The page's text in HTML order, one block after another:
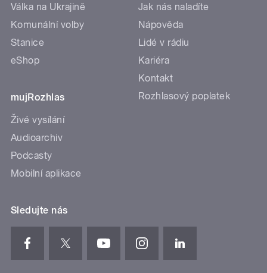
Válka na Ukrajině
Komunální volby
Stanice
eShop
mujRozhlas
Živé vysílání
Audioarchiv
Podcasty
Mobilní aplikace
Jak nás naladíte
Nápověda
Lidé v rádiu
Kariéra
Kontakt
Rozhlasový poplatek
Sledujte nás